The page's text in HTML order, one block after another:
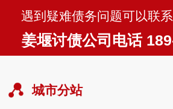
遇到疑难债务问题可以联
姜堰讨债公司电话
城市分站